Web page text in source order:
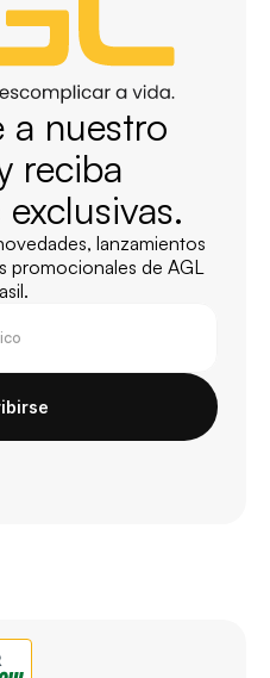
a nuestro
reciba
lanzamientos
promocionales de AGL